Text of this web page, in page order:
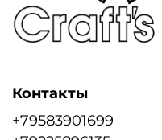
Контакты
+79583901699